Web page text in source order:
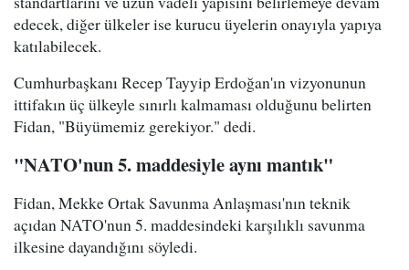
edecek, diğer ülkeler ise kurucu üyelerin onayıyla yapıya
katılabilecek.
Cumhurbaşkanı Recep Tayyip Erdoğan'ın vizyonunun
ittifakın üç ülkeyle sınırlı kalmaması olduğunu belirten
Fidan, "Büyümemiz gerekiyor." dedi.
"NATO'nun 5. maddesiyle aynı mantık"
Fidan, Mekke Ortak Savunma Anlaşması'nın teknik
açıdan NATO'nun 5. maddesindeki karşılıklı savunma
ilkesine dayandığını söyledi.